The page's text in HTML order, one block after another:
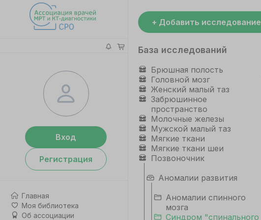
Вход
Регистрация
Главная
Моя библиотека
Об ассоциации
+ Добавить исследование
База исследований
Брюшная полость
Головной мозг
Женский малый таз
Забрюшинное
пространство
Молочные железы
Мужской малый таз
Мягкие ткани
Мягкие ткани шеи
Позвоночник
Аномалии развития
Аномалии спинного
мозга
Синдром "спинального